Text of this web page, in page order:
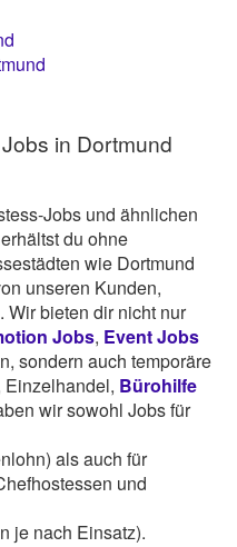
in Dortmund
Jobs und ähnlichen
du ohne
wie Dortmund
unseren Kunden,
Wir bieten dir nicht nur
Jobs, Event Jobs
sondern auch temporäre
Einzelhandel, Bürohilfe
wir sowohl Jobs für
als auch für
und
je nach Einsatz).